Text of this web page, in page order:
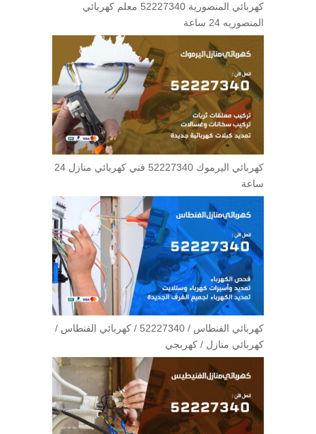
كهربائي المنصورية 52227340 معلم كهربائي
المنصوريه 24 ساعة
كهربائي اليرموك 52227340 فني كهربائي منازل 24
ساعة
كهربائي الفنطاس / 52227340 / كهربائي الفنطاس /
كهربائي منازل / كهربجي